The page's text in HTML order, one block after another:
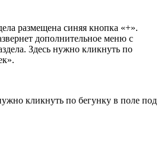
размещена синяя кнопка «+».
дополнительное меню с
Здесь нужно кликнуть по
кликнуть по бегунку в поле под